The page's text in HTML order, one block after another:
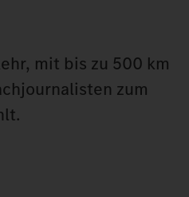
mit bis zu 500 km
zum